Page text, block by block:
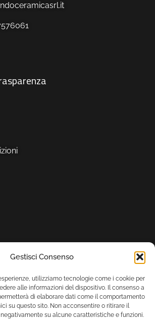
Gestisci Consenso
utilizziamo tecnologie come i cookie per
alle informazioni del dispositivo. Il consenso a
di elaborare dati come il comportamento
su questo sito. Non acconsentire o ritirare il
su alcune caratteristiche e funzioni.